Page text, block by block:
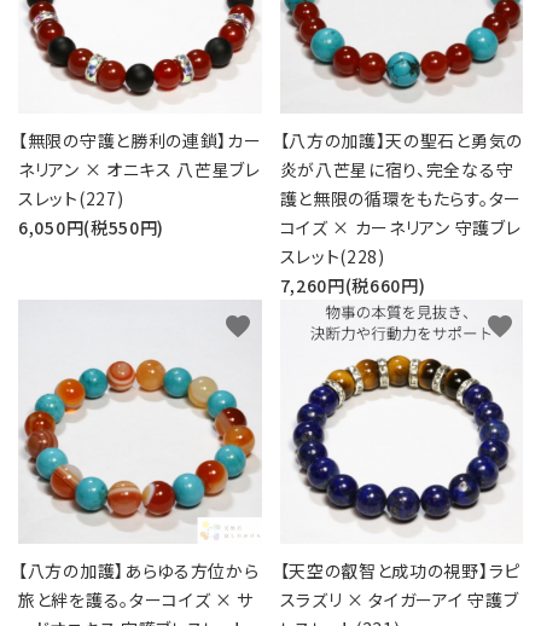
【無限の守護と勝利の連鎖】カー
ネリアン × オニキス 八芒星ブレ
スレット(227)
6,050円(税550円)
【八方の加護】天の聖石と勇気の
炎が八芒星に宿り、完全なる守
護と無限の循環をもたらす。ター
コイズ × カーネリアン 守護ブレ
スレット(228)
7,260円(税660円)
【八方の加護】あらゆる方位から
旅と絆を護る。ターコイズ × サ
favorite
【天空の叡智と成功の視野】ラピ
スラズリ × タイガーアイ 守護ブ
favorite